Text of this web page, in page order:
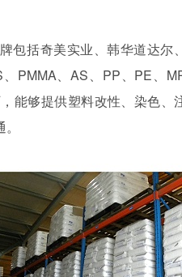
包括奇美实业、韩华道达尔
PMMA、AS、PP、PE、
能够提供塑料改性、染色、